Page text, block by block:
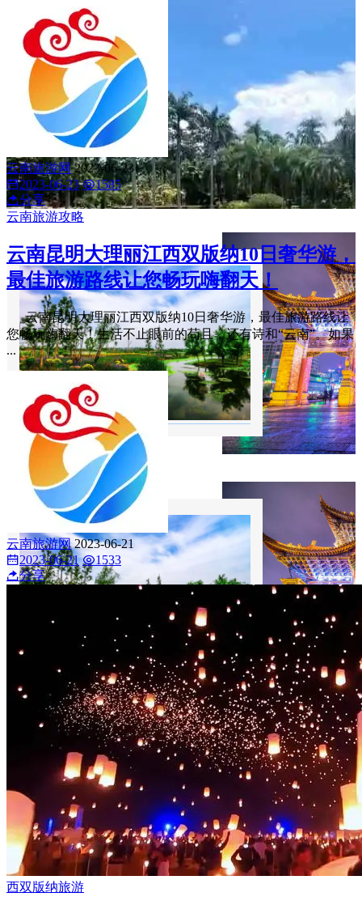
云南旅游网 2023-06-23
2023-06-23
1585
分享
云南旅游攻略
云南昆明大理丽江西双版纳10日奢华游，
最佳旅游路线让您畅玩嗨翻天！
云南昆明大理丽江西双版纳10日奢华游，最佳旅游路线让
您畅玩嗨翻天！生活不止眼前的苟且，还有诗和“云南”。如果
...
云南旅游网 2023-06-21
2023-06-21
1533
分享
西双版纳旅游